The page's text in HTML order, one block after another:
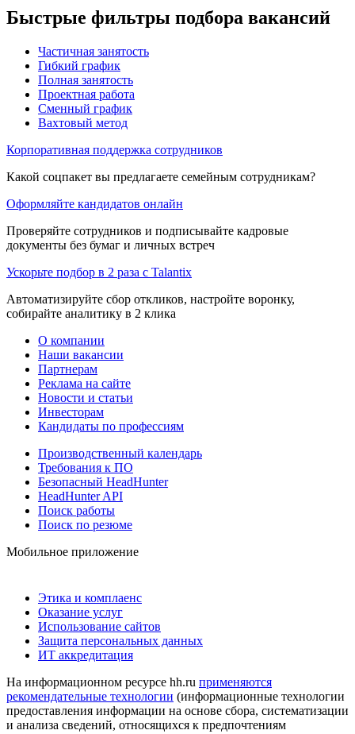
Быстрые фильтры подбора вакансий
Частичная занятость
Гибкий график
Полная занятость
Проектная работа
Сменный график
Вахтовый метод
Корпоративная поддержка сотрудников
Какой соцпакет вы предлагаете семейным сотрудникам?
Оформляйте кандидатов онлайн
Проверяйте сотрудников и подписывайте кадровые
документы без бумаг и личных встреч
Ускорьте подбор в 2 раза с Talantix
Автоматизируйте сбор откликов, настройте воронку,
собирайте аналитику в 2 клика
О компании
Наши вакансии
Партнерам
Реклама на сайте
Новости и статьи
Инвесторам
Кандидаты по профессиям
Производственный календарь
Требования к ПО
Безопасный HeadHunter
HeadHunter API
Поиск работы
Поиск по резюме
Мобильное приложение
Этика и комплаенс
Оказание услуг
Использование сайтов
Защита персональных данных
ИТ аккредитация
На информационном ресурсе hh.ru применяются
рекомендательные технологии (информационные технологии
предоставления информации на основе сбора, систематизации
и анализа сведений, относящихся к предпочтениям